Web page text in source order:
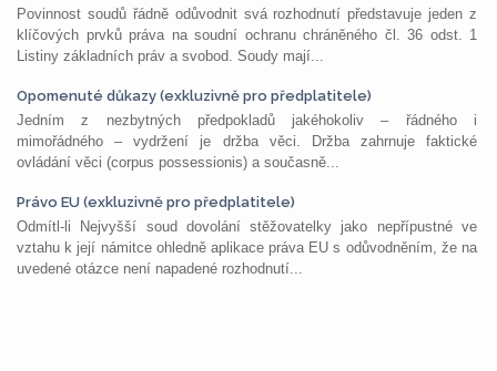
Povinnost soudů řádně odůvodnit svá rozhodnutí představuje jeden z
klíčových prvků práva na soudní ochranu chráněného čl. 36 odst. 1
Listiny základních práv a svobod. Soudy mají...
Opomenuté důkazy (exkluzivně pro předplatitele)
Jedním z nezbytných předpokladů jakéhokoliv – řádného i
mimořádného – vydržení je držba věci. Držba zahrnuje faktické
ovládání věci (corpus possessionis) a současně...
Právo EU (exkluzivně pro předplatitele)
Odmítl-li Nejvyšší soud dovolání stěžovatelky jako nepřípustné ve
vztahu k její námitce ohledně aplikace práva EU s odůvodněním, že na
uvedené otázce není napadené rozhodnutí...